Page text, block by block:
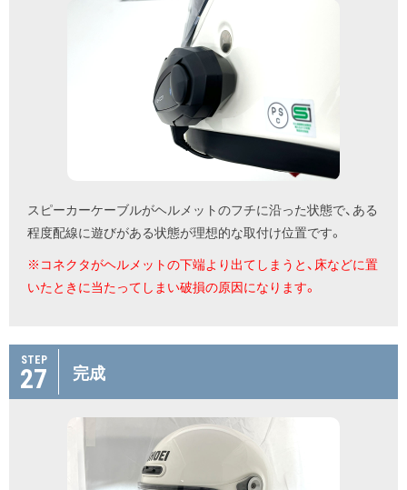
スピーカーケーブルがヘルメットのフチに沿った状態で、ある
程度配線に遊びがある状態が理想的な取付け位置です。
※コネクタがヘルメットの下端より出てしまうと、床などに置
いたときに当たってしまい破損の原因になります。
STEP
27 完成